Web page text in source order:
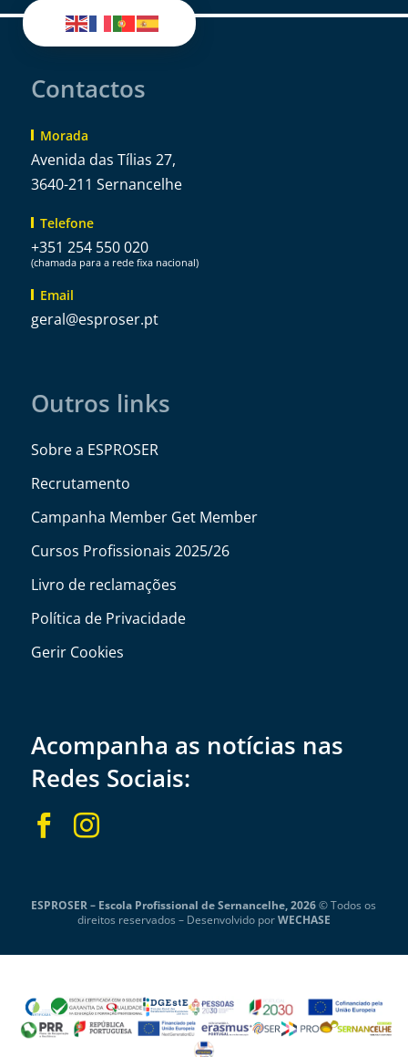
Contactos
Morada
Avenida das Tílias 27,
3640-211 Sernancelhe
Telefone
+351 254 550 020
(chamada para a rede fixa nacional)
Email
tp.resorpse
@lareg
Outros links
Sobre a ESPROSER
Recrutamento
Campanha Member Get Member
Cursos Profissionais 2025/26
Livro de reclamações
Política de Privacidade
Gerir Cookies
Acompanha as notícias nas
Redes Sociais:
 
ESPROSER – Escola Profissional de Sernancelhe, 2026© Todos os
direitos reservados – Desenvolvido porWECHASE